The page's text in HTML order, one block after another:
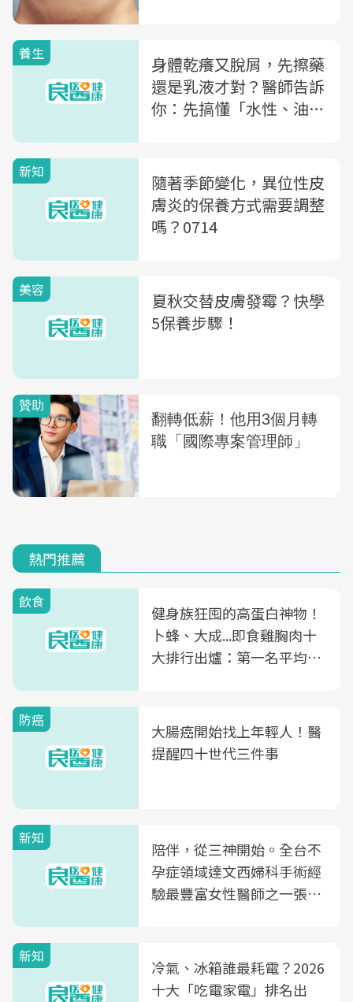
養生
身體乾癢又脫屑，先擦藥
還是乳液才對？醫師告訴
你：先搞懂「水性、油
新知
隨著季節變化，異位性皮
膚炎的保養方式需要調整
嗎？0714
美容
夏秋交替皮膚發霉？快學
5保養步驟！
熱門推薦
飲食
健身族狂囤的高蛋白神物！
卜蜂、大成...即食雞胸肉十
大排行出爐：第一名平均一
防癌
大腸癌開始找上年輕人！醫
提醒四十世代三件事
新知
陪伴，從三神開始。全台不
孕症領域達文西婦科手術經
驗最豐富女性醫師之一張永
光田醫院建構360度女性健
康照護生態圈
新知
冷氣、冰箱誰最耗電？2026
十大「吃電家電」排名出